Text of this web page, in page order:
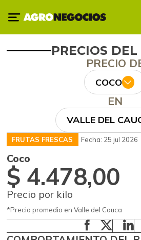
PRECIOS DEL
PRECIO
COCO
EN
VALLE DEL
FRUTAS FRESCAS Fecha: 25 jul 2026
Coco
$ 4.478,00
Precio por kilo
*Precio promedio en Valle del Cauca